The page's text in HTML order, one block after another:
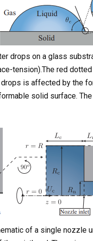
drops on a glass
tension).The red
is affected by the
solid surface.
of a single nozzle